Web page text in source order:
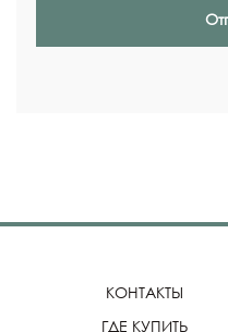
КОНТАКТЫ
ГДЕ КУПИТЬ